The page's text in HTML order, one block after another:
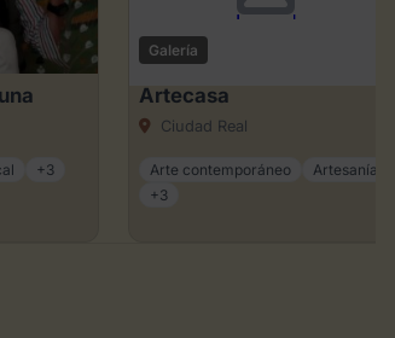
+3
Galería
Artecasa
Ciudad Real
Arte contemporáneo
Artesanía
+3